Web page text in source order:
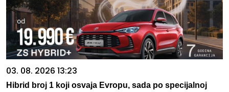
03. 08. 2026 13:23
Hibrid broj 1 koji osvaja Evropu, sada po specijalnoj